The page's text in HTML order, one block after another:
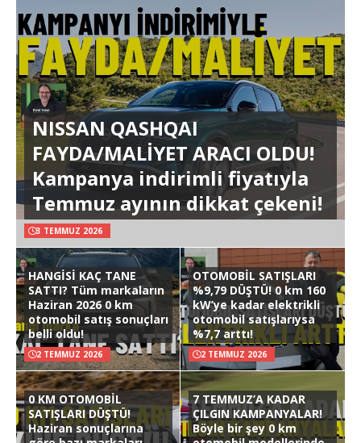
NISSAN QASHQAI
FAYDA/MALİYET ARACI OLDU!
Kampanya indirimli fiyatıyla
Temmuz ayının dikkat çekeni!
3 TEMMUZ 2026
HANGİSİ KAÇ TANE
SATTI? Tüm markaların
Haziran 2026 0 km
otomobil satış sonuçları
belli oldu!
2 TEMMUZ 2026
OTOMOBİL SATIŞLARI
%9,79 DÜŞTÜ! 0 km 160
kW’ye kadar elektrikli
otomobil satışlarıysa
%7,7 arttı!
2 TEMMUZ 2026
0 KM OTOMOBİL
SATIŞLARI DÜŞTÜ!
Haziran sonuçlarına
7 TEMMUZ’A KADAR
ÇILGIN KAMPANYALAR!
Böyle bir şey 0 km